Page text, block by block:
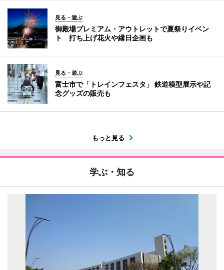
見る・遊ぶ
御殿場プレミアム・アウトレットで夏祭りイベン
ト 打ち上げ花火や縁日企画も
見る・遊ぶ
富士市で「トレインフェスタ」 鉄道模型展示や記
念グッズの販売も
もっと見る
学ぶ・知る